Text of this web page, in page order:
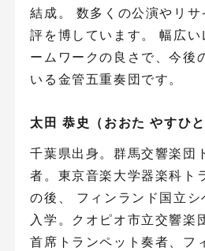
結成。 数多くの公演やリ
評を博しています。 幅広
ームワークの良さで、今後
いる金管五重奏団です。
太田 恭史（おおた やすひ
千葉県出身。群馬交響楽団
者。東京音楽大学器楽科ト
の後、 フィンランド国立
入学。クオピオ市立交響楽
首席トランペット奏者、フ